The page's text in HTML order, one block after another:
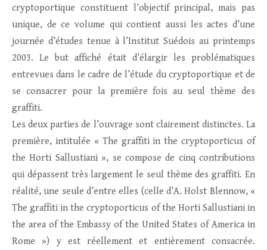
cryptoportique constituent l’objectif principal, mais pas
unique, de ce volume qui contient aussi les actes d’une
journée d’études tenue à l’Institut Suédois au printemps
2003. Le but affiché était d’élargir les problématiques
entrevues dans le cadre de l’étude du cryptoportique et de
se consacrer pour la première fois au seul thème des
graffiti.
Les deux parties de l’ouvrage sont clairement distinctes. La
première, intitulée « The graffiti in the cryptoporticus of
the Horti Sallustiani », se compose de cinq contributions
qui dépassent très largement le seul thème des graffiti. En
réalité, une seule d’entre elles (celle d’A. Holst Blennow, «
The graffiti in the cryptoporticus of the Horti Sallustiani in
the area of the Embassy of the United States of America in
Rome ») y est réellement et entièrement consacrée.